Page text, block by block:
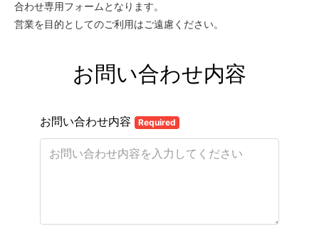
合わせ専用フォームとなります。
営業を目的としてのご利用はご遠慮ください。